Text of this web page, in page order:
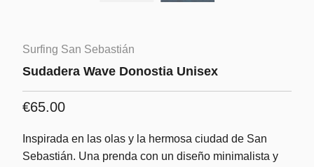
Surfing San Sebastián
Sudadera Wave Donostia Unisex
€65.00
Inspirada en las olas y la hermosa ciudad de San
Sebastián. Una prenda con un diseño minimalista y